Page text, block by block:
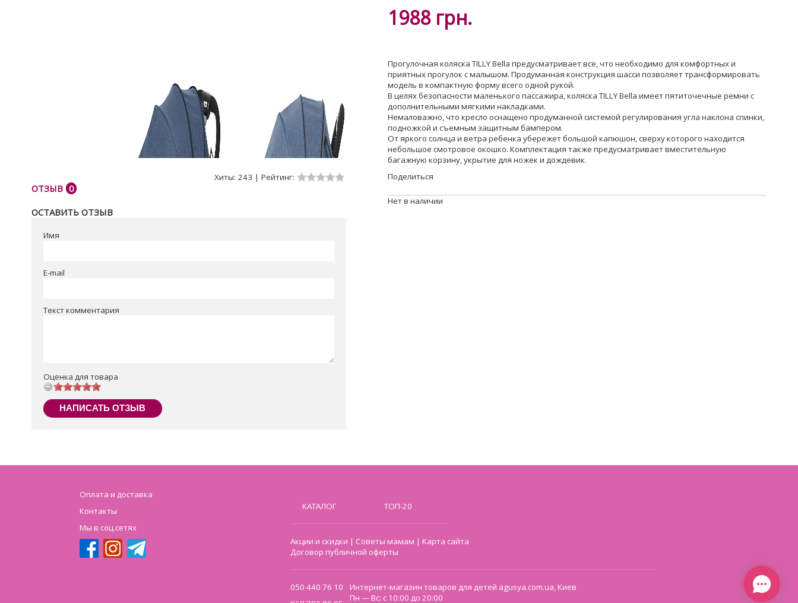
Хиты: 243 | Рейтинг:
ОТЗЫВ 0
ОСТАВИТЬ ОТЗЫВ
Имя
E-mail
Текст комментария
Оценка для товара
НАПИСАТЬ ОТЗЫВ
1988 грн.
Прогулочная коляска TILLY Bella предусматривает все, что необходимо для комфортных и
приятных прогулок с малышом. Продуманная конструкция шасси позволяет трансформировать
модель в компактную форму всего одной рукой.
В целях безопасности маленького пассажира, коляска TILLY Bella имеет пятиточечные ремни с
дополнительными мягкими накладками.
Немаловажно, что кресло оснащено продуманной системой регулирования угла наклона спинки,
подножкой и съемным защитным бампером.
От яркого солнца и ветра ребенка убережет большой капюшон, сверху которого находится
небольшое смотровое окошко. Комплектация также предусматривает вместительную
багажную корзину, укрытие для ножек и дождевик.
Поделиться
Нет в наличии
Оплата и доставка
Контакты
Мы в соц.сетях
КАТАЛОГ ТОП-20
Акции и скидки | Советы мамам |Карта сайта
Договор публичной оферты
050 440 76 10
Интернет-магазин товаров для детей agusya.com.ua, Киев
Пн — Вс: с 10:00 до 20:00